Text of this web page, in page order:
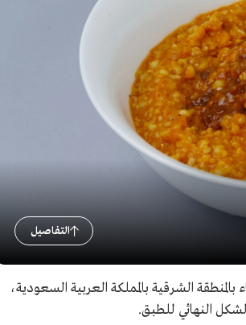
التفاصيل
الشرقية بالمملكة العربية السعودية،
النهائي للطبق.